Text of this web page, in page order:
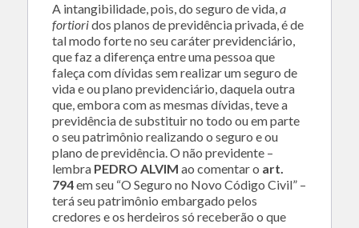
A intangibilidade, pois, do seguro de vida,a
fortioridos planos de previdência privada, é de
tal modo forte no seu caráter previdenciário,
que faz a diferença entre uma pessoa que
faleça com dívidas sem realizar um seguro de
vida e ou plano previdenciário, daquela outra
que, embora com as mesmas dívidas, teve a
previdência de substituir no todo ou em parte
o seu patrimônio realizando o seguro e ou
plano de previdência. O não previdente –
lembra PEDRO ALVIM ao comentar o art.
794em seu “O Seguro no Novo Código Civil” –
terá seu patrimônio embargado pelos
credores e os herdeiros só receberão o que